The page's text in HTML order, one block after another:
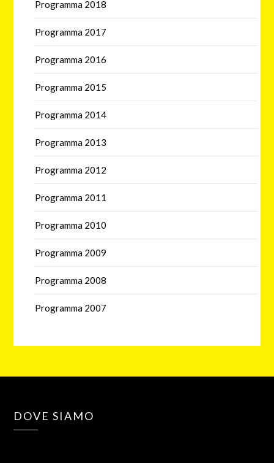
Programma 2018
Programma 2017
Programma 2016
Programma 2015
Programma 2014
Programma 2013
Programma 2012
Programma 2011
Programma 2010
Programma 2009
Programma 2008
Programma 2007
DOVE SIAMO